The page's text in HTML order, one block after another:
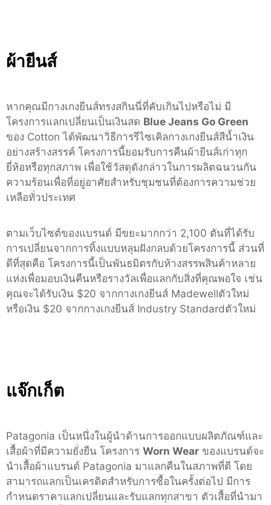
ผ้ายีนส์
หากคุณมีกางเกงยีนส์ทรงสกินนี่ที่คับเกินไปหรือไม่ มี
โครงการแลกเปลี่ยนเป็นเงินสด Blue Jeans Go Green
ของ Cotton ได้พัฒนาวิธีการรีไซเคิลกางเกงยีนส์สีน้ำเงิน
อย่างสร้างสรรค์ โครงการนี้ยอมรับการคืนผ้ายีนส์เก่าทุก
ยี่ห้อหรือทุกสภาพ เพื่อใช้วัสดุดังกล่าวในการผลิตฉนวนกัน
ความร้อนเพื่อที่อยู่อาศัยสำหรับชุมชนที่ต้องการความช่วย
เหลือทั่วประเทศ
ตามเว็บไซต์ของแบรนด์ มีขยะมากกว่า 2,100 ตันที่ได้รับ
การเปลี่ยนจากการทิ้งแบบหลุมฝังกลบด้วยโครงการนี้ ส่วนที่
ดีที่สุดคือ โครงการนี้เป็นพันธมิตรกับห้างสรรพสินค้าหลาย
แห่งเพื่อมอบเงินคืนหรือรางวัลเพื่อแลกกับสิ่งที่คุณพอใจ เช่น
คุณจะได้รับเงิน $20 จากกางเกงยีนส์ Madewellตัวใหม่
หรือเงิน $20 จากกางเกงยีนส์ Industry Standardตัวใหม่
แจ๊กเก็ต
Patagonia เป็นหนึ่งในผู้นำด้านการออกแบบผลิตภัณฑ์และ
เสื้อผ้าที่มีความยั่งยืน โครงการ Worn Wear ของแบรนด์จะ
นำเสื้อผ้าแบรนด์ Patagonia มาแลกคืนในสภาพที่ดี โดย
สามารถแลกเป็นเครดิตสำหรับการซื้อในครั้งต่อไป มีการ
กำหนดราคาแลกเปลี่ยนและรับแลกทุกสาขา ตัวเสื้อที่นำมา